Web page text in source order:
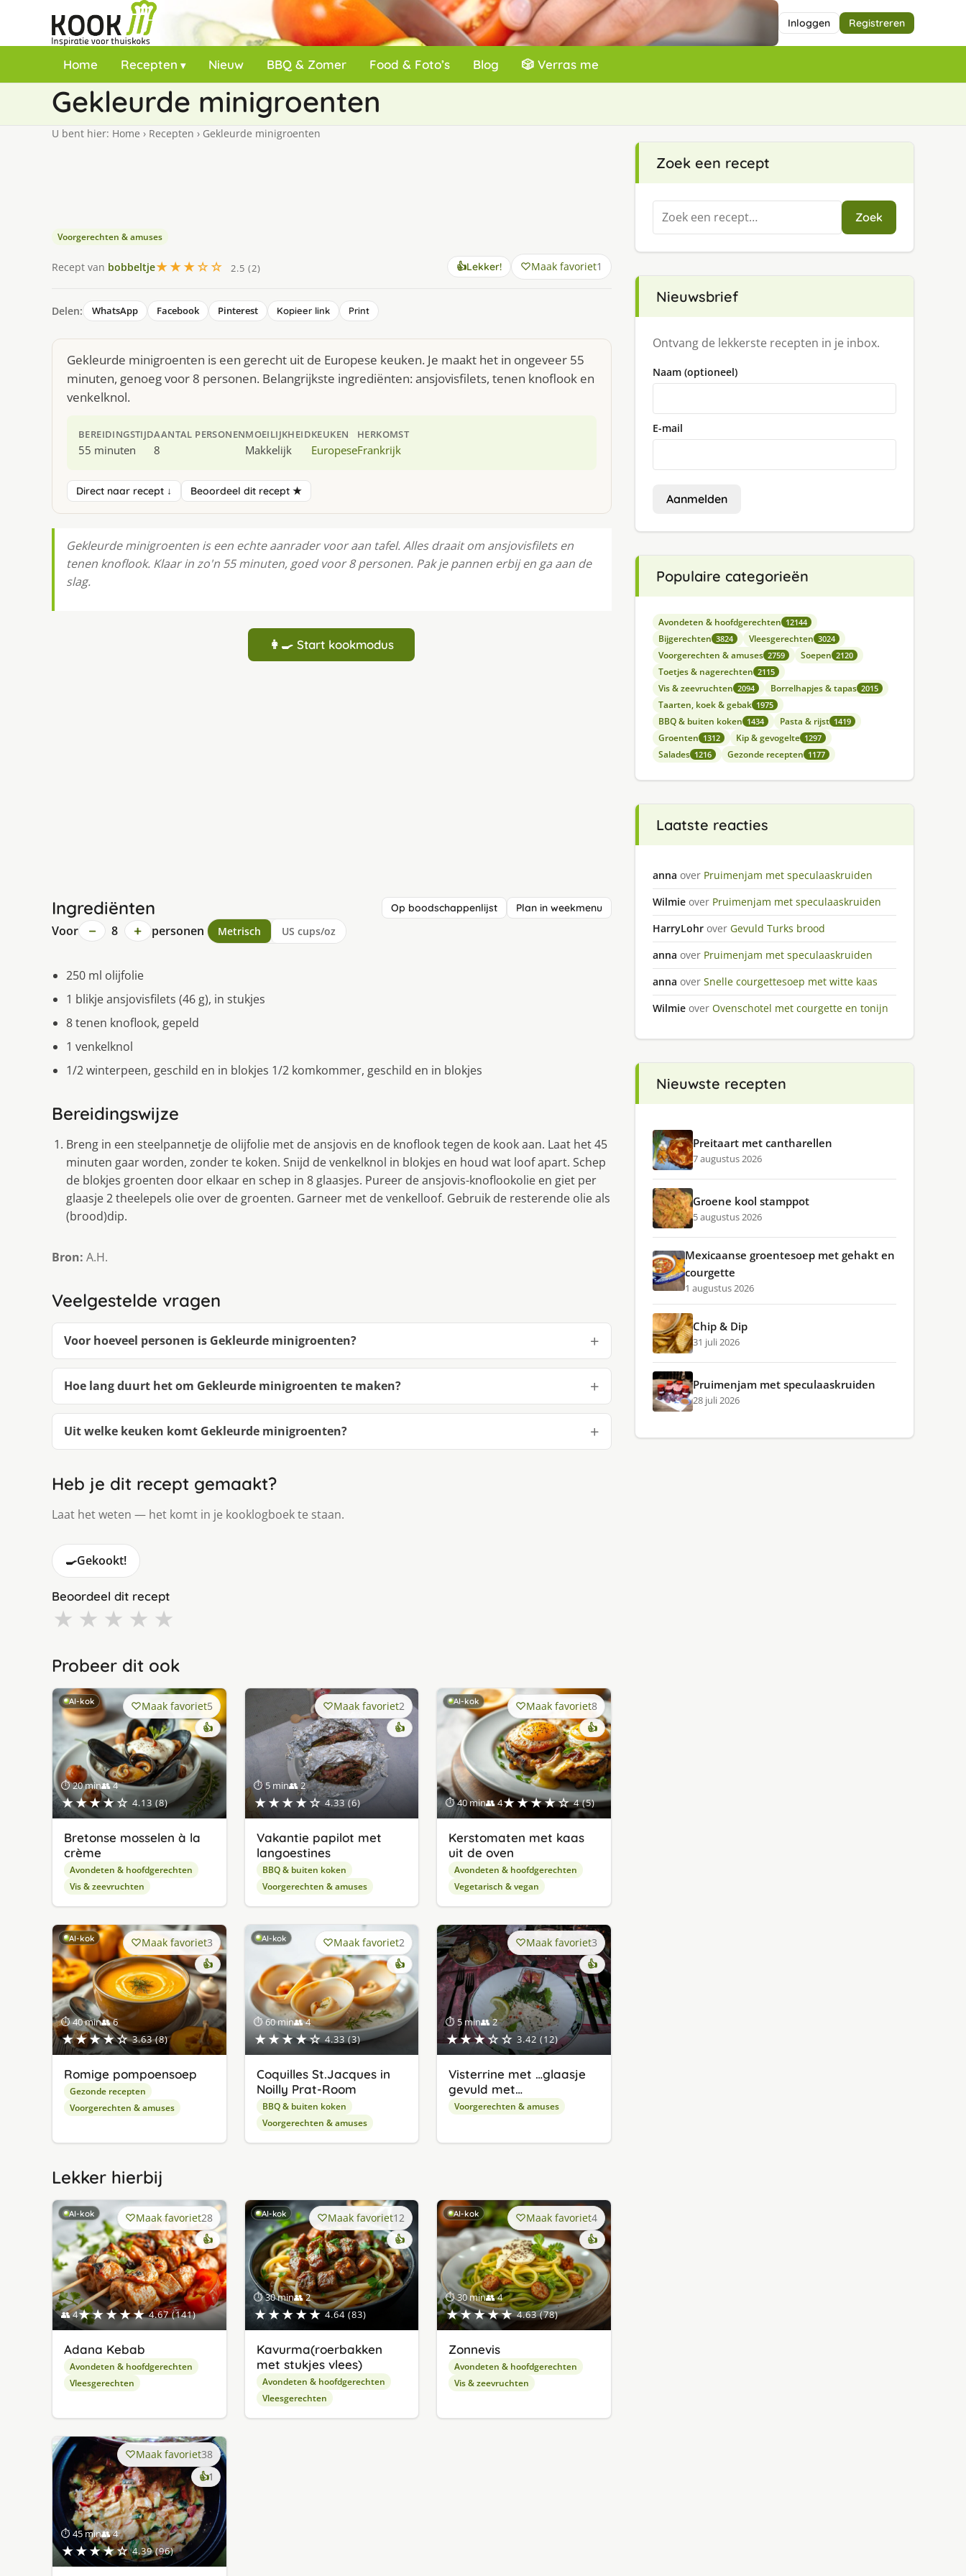
Inloggen Registreren
Home Recepten Nieuw BBQ & Zomer Food & Foto’s Blog 🎲 Verras me
Gekleurde minigroenten
U bent hier: Home › Recepten › Gekleurde minigroenten
Voorgerechten & amuses
Recept van bobbeltje★★★☆☆ 2.5 (2) 👍Lekker! Maak favoriet1
Delen: WhatsApp Facebook Pinterest Kopieer link Print
Gekleurde minigroenten is een gerecht uit de Europese keuken. Je maakt het in ongeveer 55
minuten, genoeg voor 8 personen. Belangrijkste ingrediënten: ansjovisfilets, tenen knoflook en
venkelknol.
BEREIDINGSTIJD
55 minuten
AANTAL PERSONEN
8
MOEILIJKHEID
Makkelijk
KEUKEN
Europese
HERKOMST
Frankrijk
Direct naar recept ↓ Beoordeel dit recept ★
Gekleurde minigroenten is een echte aanrader voor aan tafel. Alles draait om ansjovisfilets en
tenen knoflook. Klaar in zo'n 55 minuten, goed voor 8 personen. Pak je pannen erbij en ga aan de
slag.
👩‍🍳 Start kookmodus
Ingrediënten Op boodschappenlijst Plan in weekmenu
Voor − 8 + personen Metrisch US cups/oz
250 ml olijfolie
1 blikje ansjovisfilets (46 g), in stukjes
8 tenen knoflook, gepeld
1 venkelknol
1/2 winterpeen, geschild en in blokjes 1/2 komkommer, geschild en in blokjes
Bereidingswijze
Breng in een steelpannetje de olijfolie met de ansjovis en de knoflook tegen de kook aan. Laat het 45
minuten gaar worden, zonder te koken. Snijd de venkelknol in blokjes en houd wat loof apart. Schep
de blokjes groenten door elkaar en schep in 8 glaasjes. Pureer de ansjovis-knoflookolie en giet per
glaasje 2 theelepels olie over de groenten. Garneer met de venkelloof. Gebruik de resterende olie als
(brood)dip.
Bron: A.H.
Veelgestelde vragen
Voor hoeveel personen is Gekleurde minigroenten?
Hoe lang duurt het om Gekleurde minigroenten te maken?
Uit welke keuken komt Gekleurde minigroenten?
Heb je dit recept gemaakt?
Laat het weten — het komt in je kooklogboek te staan.
🍳Gekookt!
Beoordeel dit recept
★ ★ ★ ★ ★
Probeer dit ook
AI-kok
⏱ 20 min👥 4
★★★★☆ 4.13 (8)
Maak favoriet5
👍
Bretonse mosselen à la
crème
Avondeten & hoofdgerechten
Vis & zeevruchten
⏱ 5 min👥 2
★★★★☆ 4.33 (6)
Maak favoriet2
👍
Vakantie papilot met
langoestines
BBQ & buiten koken
Voorgerechten & amuses
AI-kok
⏱ 40 min👥 4★★★★☆ 4 (5)
Maak favoriet8
👍
Kerstomaten met kaas
uit de oven
Avondeten & hoofdgerechten
Vegetarisch & vegan
AI-kok
⏱ 40 min👥 6
★★★★☆ 3.63 (8)
Maak favoriet3
👍
Romige pompoensoep
Gezonde recepten
Voorgerechten & amuses
AI-kok
⏱ 60 min👥 4
★★★★☆ 4.33 (3)
Maak favoriet2
👍
Coquilles St.Jacques in
Noilly Prat-Room
BBQ & buiten koken
Voorgerechten & amuses
⏱ 5 min👥 2
★★★☆☆ 3.42 (12)
Maak favoriet3
👍
Visterrine met …glaasje
gevuld met…
Voorgerechten & amuses
Lekker hierbij
AI-kok
👥 4★★★★★ 4.67 (141)
Maak favoriet28
👍
Adana Kebab
Avondeten & hoofdgerechten
Vleesgerechten
AI-kok
⏱ 30 min👥 2
★★★★★ 4.64 (83)
Maak favoriet12
👍
Kavurma(roerbakken
met stukjes vlees)
Avondeten & hoofdgerechten
Vleesgerechten
AI-kok
⏱ 30 min👥 4
★★★★★ 4.63 (78)
Maak favoriet4
👍
Zonnevis
Avondeten & hoofdgerechten
Vis & zeevruchten
⏱ 45 min👥 4
★★★★☆ 4.39 (96)
Maak favoriet38
👍1keer
lekker
gevonden
Zoek een recept
Zoeken
naar:
Zoek
Nieuwsbrief
Ontvang de lekkerste recepten in je inbox.
Naam (optioneel)
E-mail
Aanmelden
Populaire categorieën
Avondeten & hoofdgerechten 12144
Bijgerechten 3824 Vleesgerechten 3024
Voorgerechten & amuses 2759 Soepen 2120
Toetjes & nagerechten 2115
Vis & zeevruchten 2094 Borrelhapjes & tapas 2015
Taarten, koek & gebak 1975
BBQ & buiten koken 1434 Pasta & rijst 1419
Groenten 1312 Kip & gevogelte 1297
Salades 1216 Gezonde recepten 1177
Laatste reacties
anna over Pruimenjam met speculaaskruiden
Wilmie over Pruimenjam met speculaaskruiden
HarryLohr over Gevuld Turks brood
anna over Pruimenjam met speculaaskruiden
anna over Snelle courgettesoep met witte kaas
Wilmie over Ovenschotel met courgette en tonijn
Nieuwste recepten
Preitaart met cantharellen
7 augustus 2026
Groene kool stamppot
5 augustus 2026
Mexicaanse groentesoep met gehakt en
courgette
1 augustus 2026
Chip & Dip
31 juli 2026
Pruimenjam met speculaaskruiden
28 juli 2026